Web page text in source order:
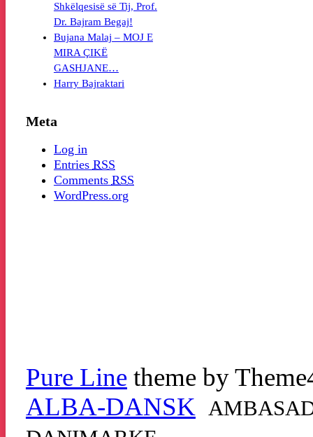
Shkëlqesisë së Tij, Prof.
Dr. Bajram Begaj!
Bujana Malaj – MOJ E
MIRA ÇIKË
GASHJANE…
Harry Bajraktari
Meta
Log in
Entries RSS
Comments RSS
WordPress.org
Pure Linetheme by
ALBA-DANSK